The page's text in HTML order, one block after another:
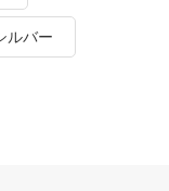
ルバー